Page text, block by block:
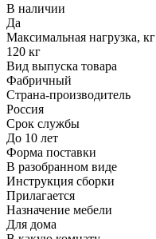
В наличии
Да
Максимальная нагрузка, кг
120 кг
Вид выпуска товара
Фабричный
Страна-производитель
Россия
Срок службы
До 10 лет
Форма поставки
В разобранном виде
Инструкция сборки
Прилагается
Назначение мебели
Для дома